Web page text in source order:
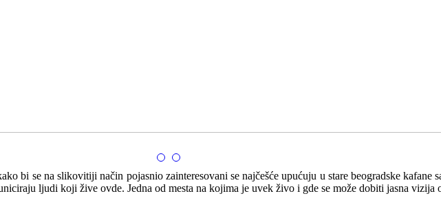
bi se na slikovitiji način pojasnio zainteresovani se najčešće upućuju u stare beogradske kafane
ljudi koji žive ovde. Jedna od mesta na kojima je uvek živo i gde se može dobiti jasna vizija